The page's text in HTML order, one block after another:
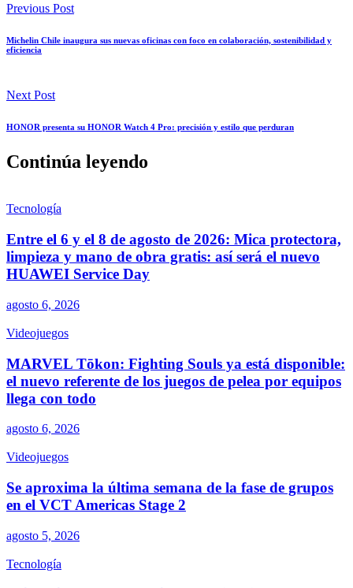
Previous Post
Michelin Chile inaugura sus nuevas oficinas con foco en colaboración, sostenibilidad y
eficiencia
Next Post
HONOR presenta su HONOR Watch 4 Pro: precisión y estilo que perduran
Continúa leyendo
Tecnología
Entre el 6 y el 8 de agosto de 2026: Mica protectora,
limpieza y mano de obra gratis: así será el nuevo
HUAWEI Service Day
agosto 6, 2026
Videojuegos
MARVEL Tōkon: Fighting Souls ya está disponible:
el nuevo referente de los juegos de pelea por equipos
llega con todo
agosto 6, 2026
Videojuegos
Se aproxima la última semana de la fase de grupos
en el VCT Americas Stage 2
agosto 5, 2026
Tecnología